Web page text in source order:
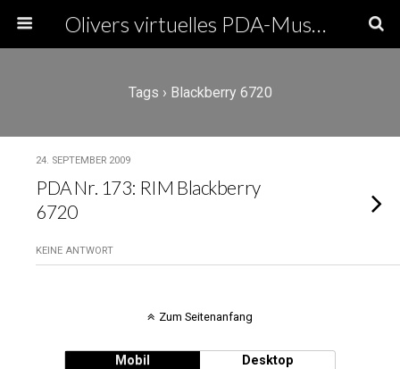
Olivers virtuelles PDA-Museum
Tags › Blackberry 6720
24. SEPTEMBER 2009
PDA Nr. 173: RIM Blackberry
6720
KEINE ANTWORT
Zum Seitenanfang
Mobil Desktop